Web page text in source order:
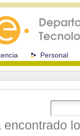
Personal
encontrado